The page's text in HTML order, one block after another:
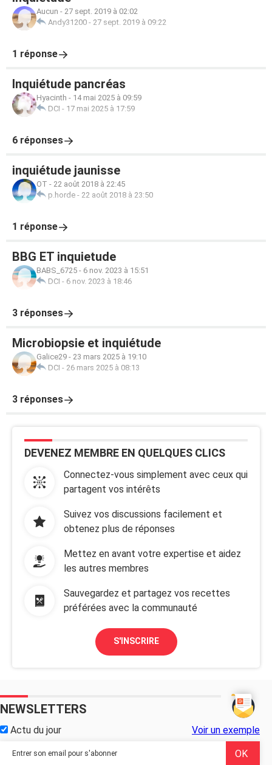
Aucun - 27 sept. 2019 à 02:02
Andy31200 - 27 sept. 2019 à 09:22
1 réponse
Inquiétude pancréas
Hyacinth - 14 mai 2025 à 09:59
DCI - 17 mai 2025 à 17:59
6 réponses
inquiétude jaunisse
OT - 22 août 2018 à 22:45
p.horde - 22 août 2018 à 23:50
1 réponse
BBG ET inquietude
BABS_6725 - 6 nov. 2023 à 15:51
DCI - 6 nov. 2023 à 18:46
3 réponses
Microbiopsie et inquiétude
Galice29 - 23 mars 2025 à 19:10
DCI - 26 mars 2025 à 08:13
3 réponses
DEVENEZ MEMBRE EN QUELQUES CLICS
Connectez-vous simplement avec ceux qui
partagent vos intérêts
Suivez vos discussions facilement et
obtenez plus de réponses
Mettez en avant votre expertise et aidez
les autres membres
Sauvegardez et partagez vos recettes
préférées avec la communauté
S'INSCRIRE
NEWSLETTERS
Actu du jour Voir un exemple